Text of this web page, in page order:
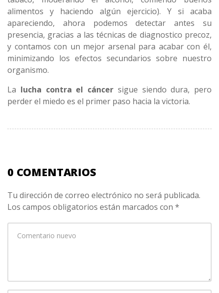
alimentos y haciendo algún ejercicio). Y si acaba
apareciendo, ahora podemos detectar antes su
presencia, gracias a las técnicas de diagnostico precoz,
y contamos con un mejor arsenal para acabar con él,
minimizando los efectos secundarios sobre nuestro
organismo.
La lucha contra el cáncer sigue siendo dura, pero
perder el miedo es el primer paso hacia la victoria.
0 COMENTARIOS
Tu dirección de correo electrónico no será publicada.
Los campos obligatorios están marcados con *
comentario*